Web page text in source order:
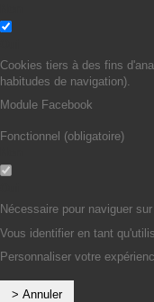
Cookies tiers à des fins
habitudes de navigation).
Module Facebook
Fonctionnel (obligatoire)
Nécessaire pour naviguer
Vous identifier en tant
Personnaliser votre
> Annuler